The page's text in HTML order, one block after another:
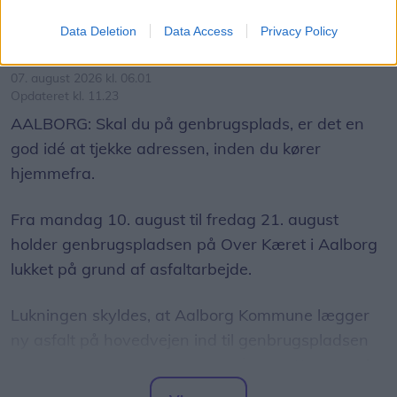
Data Deletion Data Access Privacy Policy
Følg os på Discover
07. august 2026 kl. 06.01
Opdateret kl. 11.23
AALBORG: Skal du på genbrugsplads, er det en
god idé at tjekke adressen, inden du kører
hjemmefra.
Fra mandag 10. august til fredag 21. august
holder genbrugspladsen på Over Kæret i Aalborg
lukket på grund af asfaltarbejde.
Lukningen skyldes, at Aalborg Kommune lægger
krydset ved Th. Sauers Vej.